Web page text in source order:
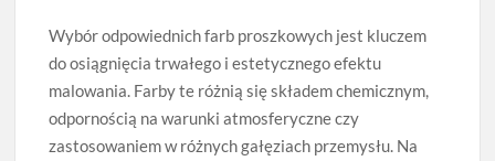
Wybór odpowiednich farb proszkowych jest kluczem
do osiągnięcia trwałego i estetycznego efektu
malowania. Farby te różnią się składem chemicznym,
odpornością na warunki atmosferyczne czy
zastosowaniem w różnych gałęziach przemysłu. Na